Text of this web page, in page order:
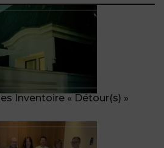
Inventoire « Détour(s) »